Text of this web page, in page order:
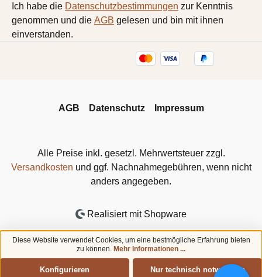
Ich habe die Datenschutzbestimmungen zur Kenntnis
genommen und die AGB gelesen und bin mit ihnen
einverstanden.
AGB Datenschutz Impressum
Alle Preise inkl. gesetzl. Mehrwertsteuer zzgl.
Versandkosten und ggf. Nachnahmegebühren, wenn nicht
anders angegeben.
Realisiert mit Shopware
Diese Website verwendet Cookies, um eine bestmögliche Erfahrung bieten
zu können. Mehr Informationen ...
Nur technisch notwendige
Konfigurieren